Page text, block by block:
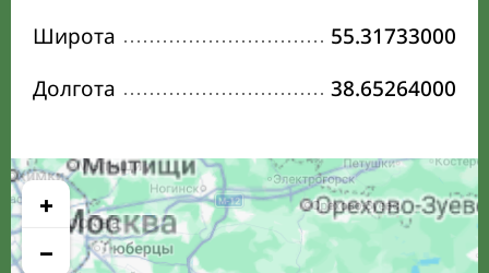
Широта
55.31733000
Долгота
38.65264000
+
−